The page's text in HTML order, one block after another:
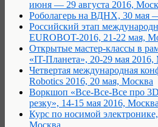
июня — 29 августа 2016,
Роболагерь на ВДНХ, 30 мая
Российский этап
EUROBOT-2016, 21-22 мая,
Открытые мастер-классы в
«IT-Планета», 20-29 мая 2016,
Четвертая международная
Robotics 2016, 20 мая, Москва
Воркшоп «Все-Все-Все про
резку», 14-15 мая 2016, Москва
Курс по носимой